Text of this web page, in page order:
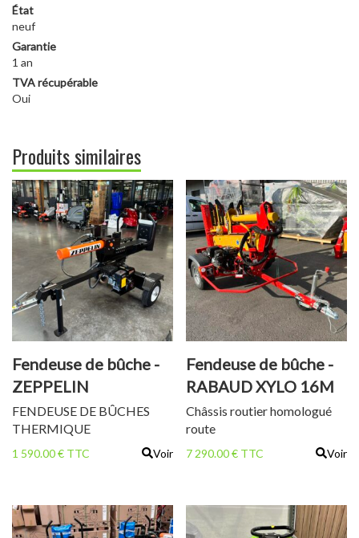
État
neuf
Garantie
1 an
TVA récupérable
Oui
Produits similaires
Fendeuse de bûche -
ZEPPELIN
ESASTTR02ZN
FENDEUSE DE BÛCHES
THERMIQUE
1 590.00 € TTC Voir
Fendeuse de bûche -
RABAUD XYLO 16M
Châssis routier homologué
route
7 290.00 € TTC Voir